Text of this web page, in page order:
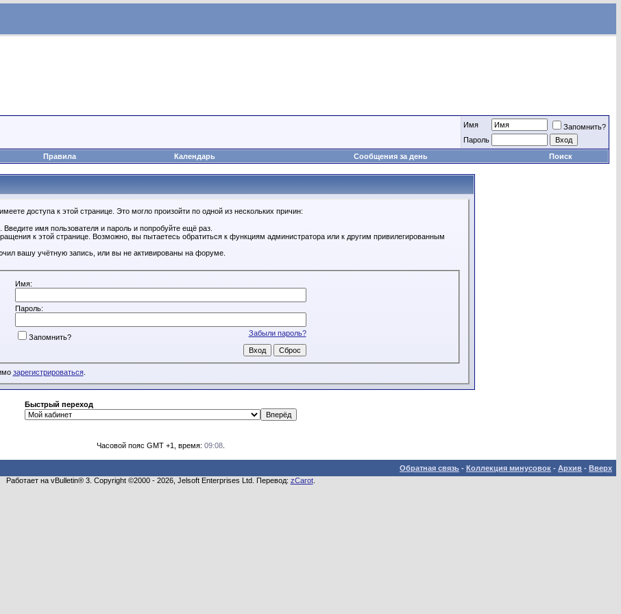
Имя
Запомнить?
Пароль
Правила Календарь Сообщения за день Поиск
доступа к этой странице. Это могло произойти по одной из нескольких причин:
имя пользователя и пароль и попробуйте ещё раз.
к этой странице. Возможно, вы пытаетесь обратиться к функциям администратора или к другим привилегированным
вашу учётную запись, или вы не активированы на форуме.
Имя:
Пароль:
Забыли пароль?
Запомнить?
зарегистрироваться.
Быстрый переход
Часовой пояс GMT +1, время: 09:08.
Обратная связь - Коллекция минусовок - Архив - Вверх
Работает на vBulletin® 3. Copyright ©2000 - 2026, Jelsoft Enterprises Ltd. Перевод: zCarot.